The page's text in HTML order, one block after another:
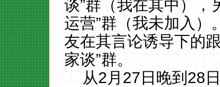
谈”群（我在其中），
运营”群（我未加入）
友在其言论诱导下的
家谈”群。
从2月27日晚到28